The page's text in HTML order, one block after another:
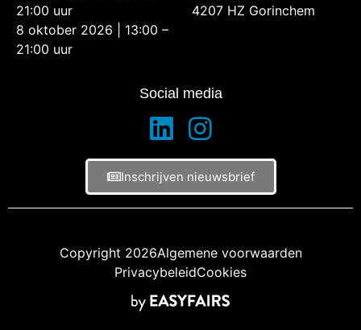
21:00 uur
8 oktober 2026 | 13:00 –
21:00 uur
4207 HZ Gorinchem
Social media
Inschrijven nieuwsbrief
Copyright 2026Algemene voorwaarden
PrivacybeleidCookies